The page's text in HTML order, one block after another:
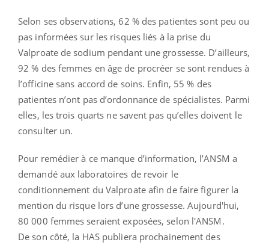
Selon ses observations, 62 % des patientes sont peu ou
pas informées sur les risques liés à la prise du
Valproate de sodium pendant une grossesse. D’ailleurs,
92 % des femmes en âge de procréer se sont rendues à
l’officine sans accord de soins. Enfin, 55 % des
patientes n’ont pas d’ordonnance de spécialistes. Parmi
elles, les trois quarts ne savent pas qu’elles doivent le
consulter un.
Pour remédier à ce manque d’information, l’ANSM a
demandé aux laboratoires de revoir le
conditionnement du Valproate afin de faire figurer la
mention du risque lors d’une grossesse. Aujourd'hui,
80 000 femmes seraient exposées, selon l'ANSM.
De son côté, la HAS publiera prochainement des